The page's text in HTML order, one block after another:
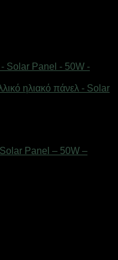
Panel – 50W –